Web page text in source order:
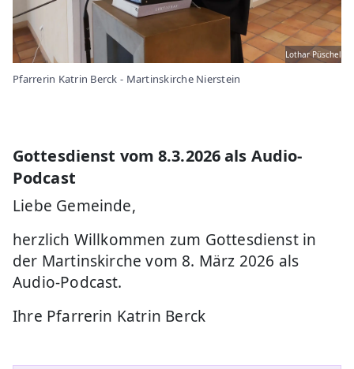
Lothar Püschel
Pfarrerin Katrin Berck - Martinskirche Nierstein
Gottesdienst vom 8.3.2026 als Audio-
Podcast
Liebe Gemeinde,
herzlich Willkommen zum Gottesdienst in
der Martinskirche vom 8. März 2026 als
Audio-Podcast.
Ihre Pfarrerin Katrin Berck